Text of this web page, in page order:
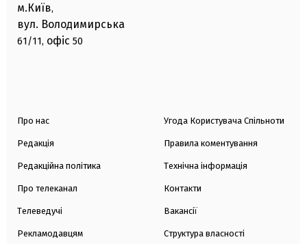
м.Київ,
вул. Володимирська
61/11, офіс 50
Про нас
Редакція
Редакційна політика
Про телеканал
Телеведучі
Рекламодавцям
Угода Користувача Спільноти
Правила коментування
Технічна інформація
Контакти
Вакансії
Структура власності